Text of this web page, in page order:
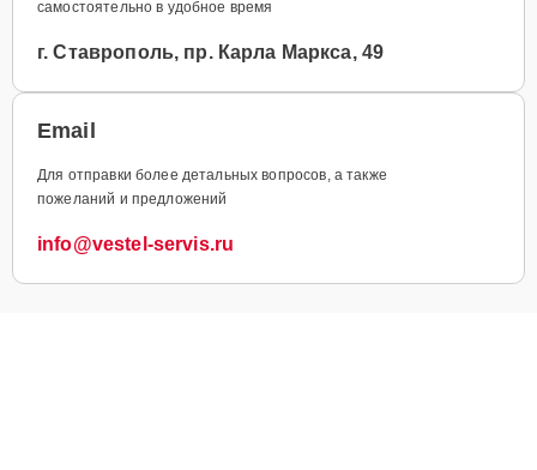
самостоятельно в удобное время
г. Ставрополь, пр. Карла Маркса, 49
Email
Для отправки более детальных вопросов, а также
пожеланий и предложений
info@vestel-servis.ru